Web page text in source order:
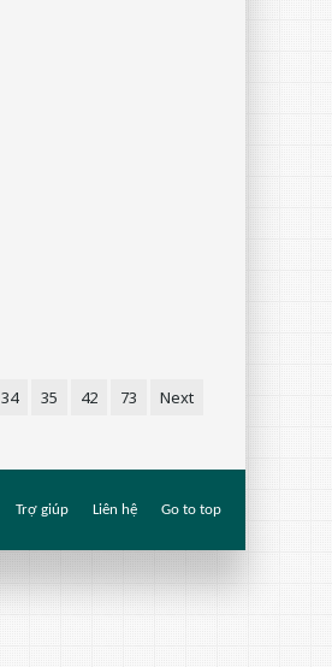
34 35 42 73 Next
Trợ giúp Liên hệ Go to top